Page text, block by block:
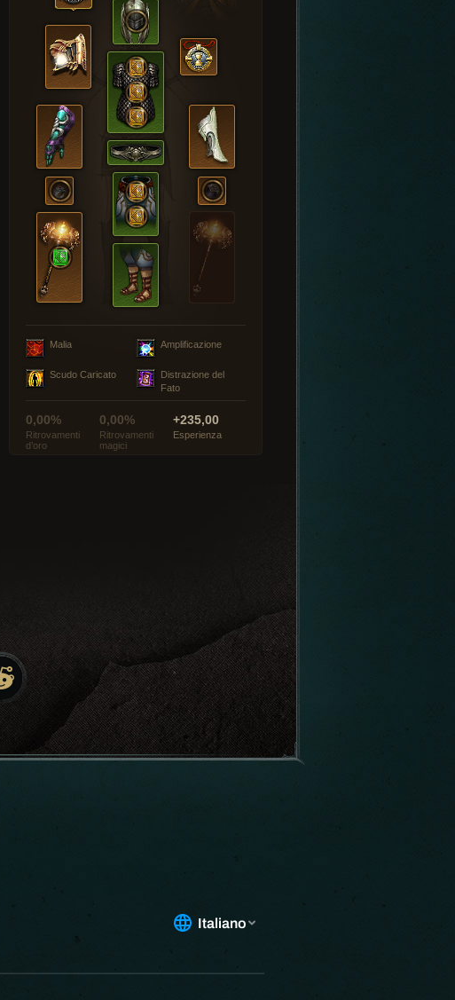
Malia Amplificazione
Scudo Caricato
Distrazione del
Fato
0,00%
Ritrovamenti
d’oro
0,00%
Ritrovamenti
magici
+235,00
Esperienza